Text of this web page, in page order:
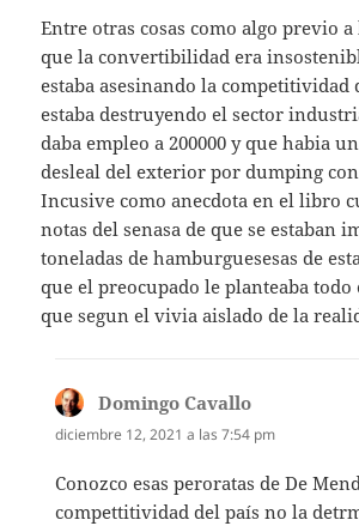
Entre otras cosas como algo previo
que la convertibilidad era
estaba asesinando la competitividad
estaba destruyendo el sector
daba empleo a 200000 y que habia
desleal del exterior por dumping
Incusive como anecdota en el libro
notas del senasa de que se estaban
toneladas de hamburguesesas de
que el preocupado le planteaba todo
que segun el vivia aislado de la
Domingo Cavallo
diciembre 12, 2021 a las 7:54 pm
Conozco esas peroratas de De
compettitividad del país no la